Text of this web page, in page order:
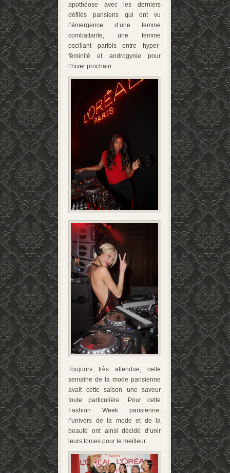
apothéose avec les derniers
défilés parisiens qui ont vu
l’émergence d’une femme
combattante, une femme
oscillant parfois entre hyper-
féminité et androgynie pour
l’hiver prochain.
Toujours très attendue, cette
semaine de la mode parisienne
avait cette saison une saveur
toute particulière. Pour cette
Fashion Week parisienne,
l’univers de la mode et de la
beauté ont ainsi décidé d’unir
leurs forces pour le meilleur.